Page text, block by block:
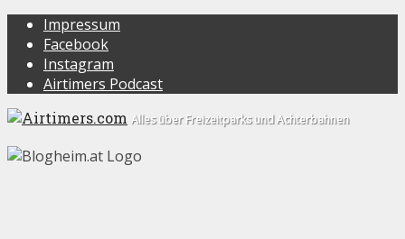
Impressum
Facebook
Instagram
Airtimers Podcast
Alles über Freizeitparks und Achterbahnen